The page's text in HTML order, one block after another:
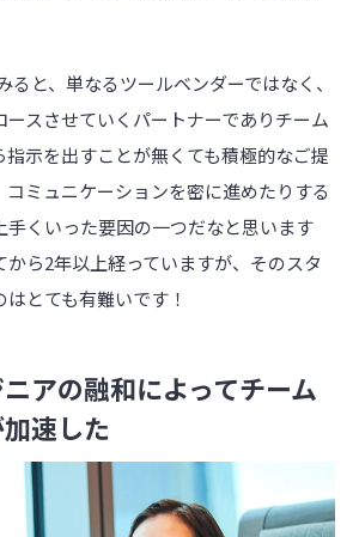
ると、単なるツールベンダーではなく、
ースさせていくパートナーでありチーム
指示を出すことが無くても積極的なご提
ミュニケーションを密に進めたりする
手くいった要因の一つだなと思います
ら2年以上経っていますが、そのスタ
とても有難いです！
アの融和によってチーム
速した